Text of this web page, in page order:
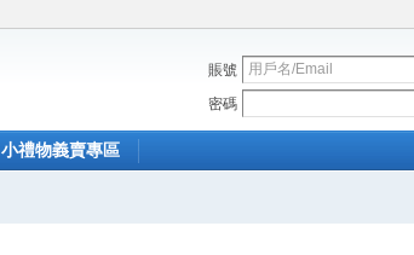
賬號
密碼
小禮物義賣專區